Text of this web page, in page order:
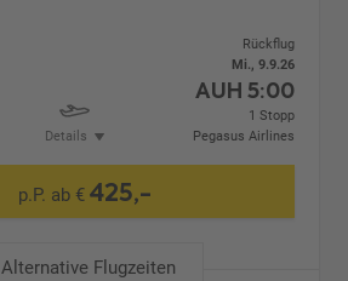
Details
Rückflug
Mi., 9.9.26
AUH 5:00
1 Stopp
Pegasus Airlines
p.P. ab €425,-
Alternative Flugzeiten